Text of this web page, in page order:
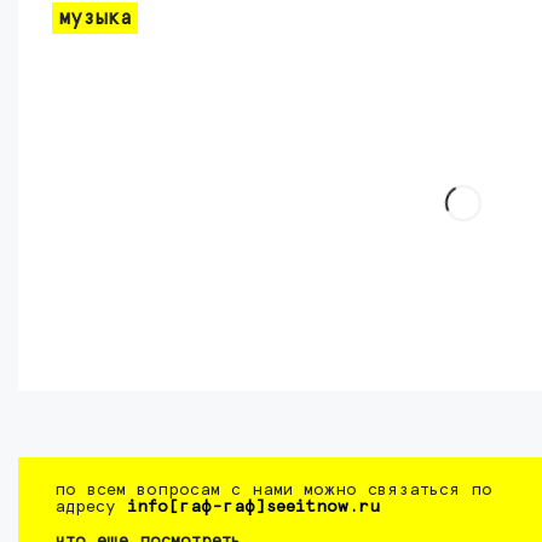
музыка
по всем вопросам с нами можно связаться по
адресу info[гаф-гаф]seeitnow.ru